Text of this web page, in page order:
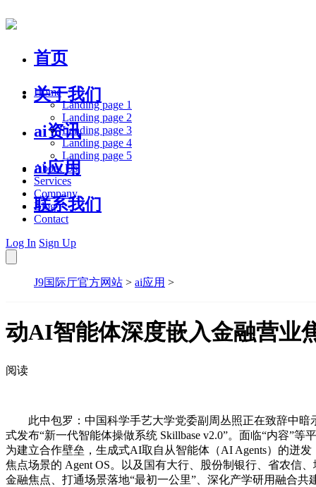
首页
关于我们
ai资讯
ai应用
联系我们
Home
Landing page 1
Landing page 2
Landing page 3
Landing page 4
Landing page 5
About Us
Services
Company
Blog
Contact
Log In Sign Up
J9国际厅官方网站 > ai应用 >
动AI智能体深度嵌入金融营业
阅读
此中包罗：中国科学手艺大学党委副周丛照正在致辞中暗
式发布“新一代智能体操做系统 Skillbase v2.0”。面临“内容”
为建立合作壁垒，生成式AI取自从智能体（AI Agents）的迸
焦点场景的 Agent OS。以及国有大行、股份制银行、省农信
金融焦点、打通场景落地“最初一公里”、深化产学研用融合